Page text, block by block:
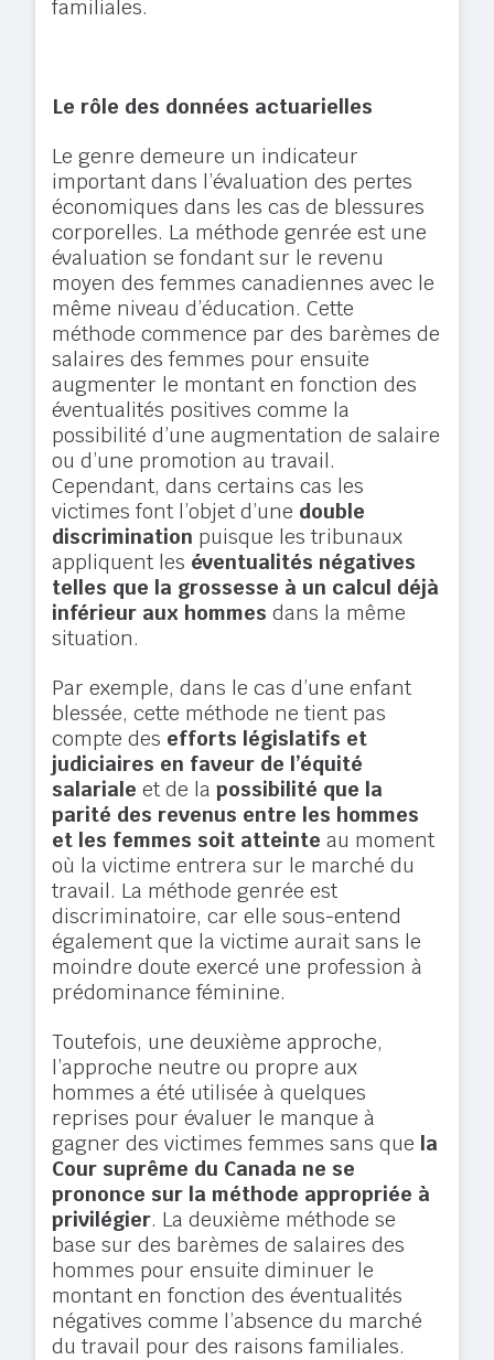
familiales.
Le rôle des données actuarielles
Le genre demeure un indicateur
important dans l’évaluation des pertes
économiques dans les cas de blessures
corporelles. La méthode genrée est une
évaluation se fondant sur le revenu
moyen des femmes canadiennes avec le
même niveau d’éducation.Cette
méthode commence par des barèmes de
salaires des femmes pour ensuite
augmenter le montant en fonction des
éventualités positives comme la
possibilité d’une augmentation de salaire
ou d’une promotion au travail.
Cependant, dans certains cas les
victimes font l’objet d’une double
discrimination puisque les tribunaux
appliquent les éventualités négatives
telles que la grossesse à un calcul déjà
inférieur aux hommes dans la même
situation.
Par exemple, dans le cas d’une enfant
blessée, cette méthode ne tient pas
compte des efforts législatifs et
judiciaires en faveur de l’équité
salariale et de lapossibilité que la
parité des revenus entre les hommes
et les femmes soit atteinte au moment
où la victime entrera sur le marché du
travail. La méthode genrée est
discriminatoire, car elle sous-entend
également que la victime aurait sans le
moindre doute exercé une profession à
prédominance féminine.
Toutefois, une deuxième approche,
l’approche neutre ou propre aux
hommes a été utilisée à quelques
reprises pour évaluer le manque à
gagner des victimes femmes sans que la
Cour suprême du Canada ne se
prononce sur la méthode appropriée à
privilégier. La deuxième méthode se
base sur des barèmes de salaires des
hommes pour ensuite diminuer le
montant en fonction des éventualités
négatives comme l’absence du marché
du travail pour des raisons familiales.